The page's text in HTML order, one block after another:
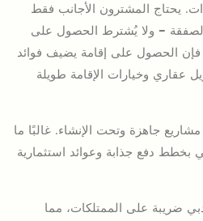
يحتاج المشترون الأجانب فقط
— ولا يُشترط الحصول على
فإن الحصول على إقامة يضيف فوائد
عقاري وخيارات الإقامة طويلة
جاهزة وتحت الإنشاء. غالبًا ما
بخطط دفع جذابة وعوائد استثمارية
ضريبة على الممتلكات، مما